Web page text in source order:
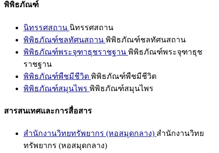
พิพิธภัณฑ์
นิทรรศสถาน นิทรรศสถาน
พิพิธภัณฑ์ชลทัศนสถาน พิพิธภัณฑ์ชลทัศนสถาน
พิพิธภัณฑ์พระจุฑาธุชราชฐาน พิพิธภัณฑ์พระจุฑาธุช
ราชฐาน
พิพิธภัณฑ์พืชมีชีวิต พิพิธภัณฑ์พืชมีชีวิต
พิพิธภัณฑ์สมุนไพร พิพิธภัณฑ์สมุนไพร
สารสนเทศและการสื่อสาร
สำนักงานวิทยทรัพยากร (หอสมุดกลาง) สำนักงานวิทย
ทรัพยากร (หอสมุดกลาง)